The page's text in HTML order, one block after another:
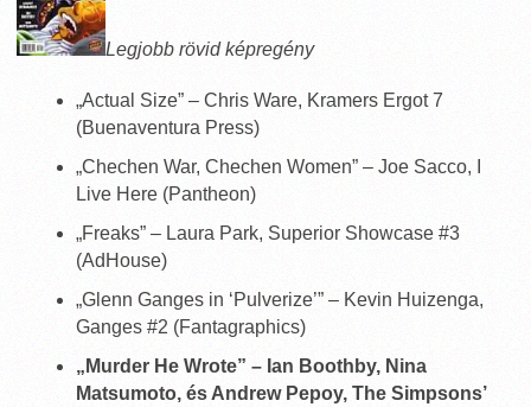
Legjobb rövid képregény
„Actual Size” – Chris Ware, Kramers Ergot 7
(Buenaventura Press)
„Chechen War, Chechen Women” – Joe Sacco, I
Live Here (Pantheon)
„Freaks” – Laura Park, Superior Showcase #3
(AdHouse)
„Glenn Ganges in ‘Pulverize’” – Kevin Huizenga,
Ganges #2 (Fantagraphics)
„Murder He Wrote” – Ian Boothby, Nina
Matsumoto, és Andrew Pepoy, The Simpsons’